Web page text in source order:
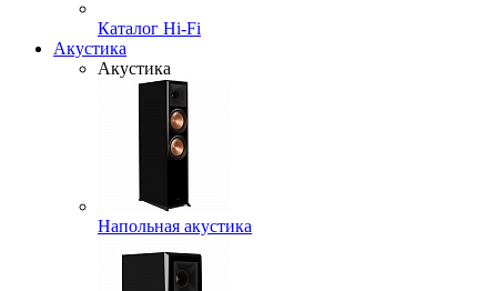
Каталог Hi-Fi
Акустика
Акустика
Напольная акустика